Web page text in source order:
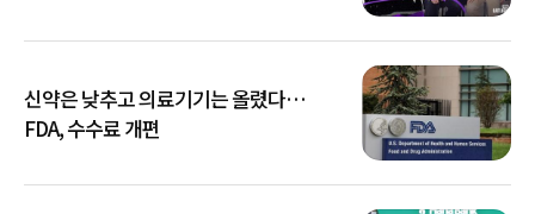
신약은 낮추고 의료기기는 올렸다…
FDA, 수수료 개편